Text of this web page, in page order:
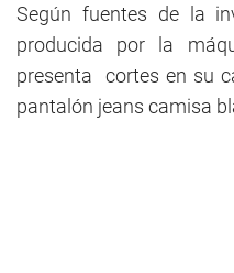
Según fuentes de la
producida por la
presenta cortes en su
pantalón jeans camisa